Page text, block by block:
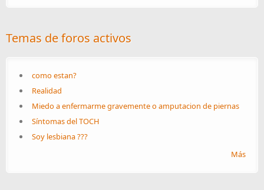
Temas de foros activos
como estan?
Realidad
Miedo a enfermarme gravemente o amputacion de piernas
Síntomas del TOCH
Soy lesbiana ???
Más